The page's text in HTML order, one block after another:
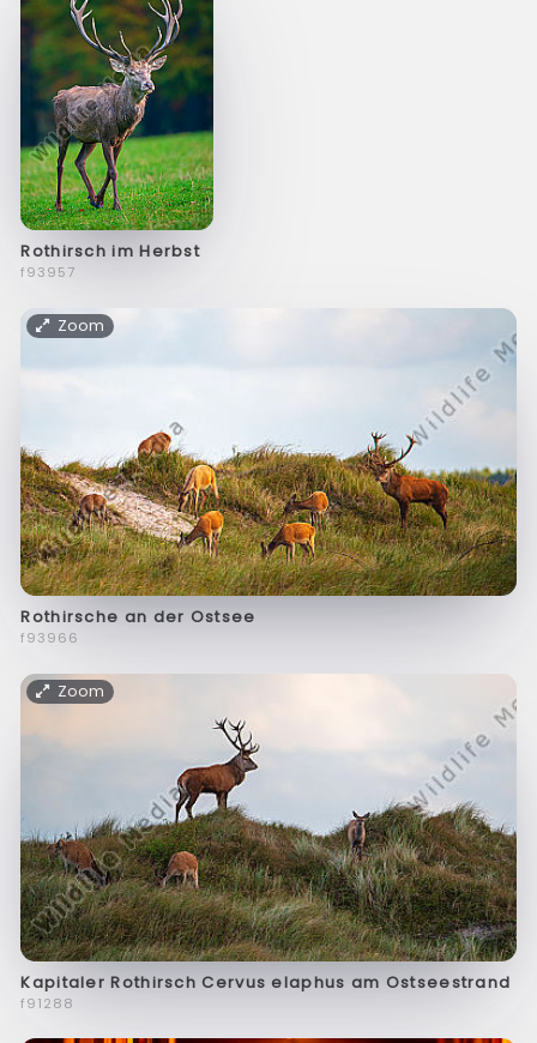
Rothirsch im Herbst
f93957
Zoom
Rothirsche an der Ostsee
f93966
Zoom
Kapitaler Rothirsch Cervus elaphus am Ostseestrand
f91288